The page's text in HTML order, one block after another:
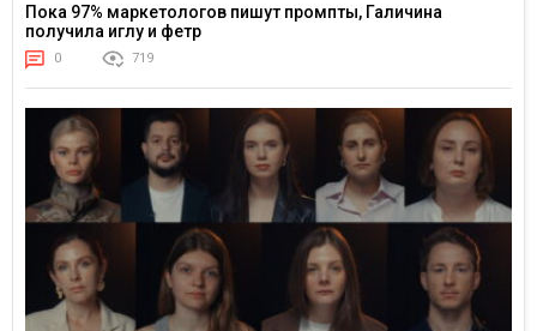
Пока 97% маркетологов пишут промпты, Галичина
получила иглу и фетр
0 719